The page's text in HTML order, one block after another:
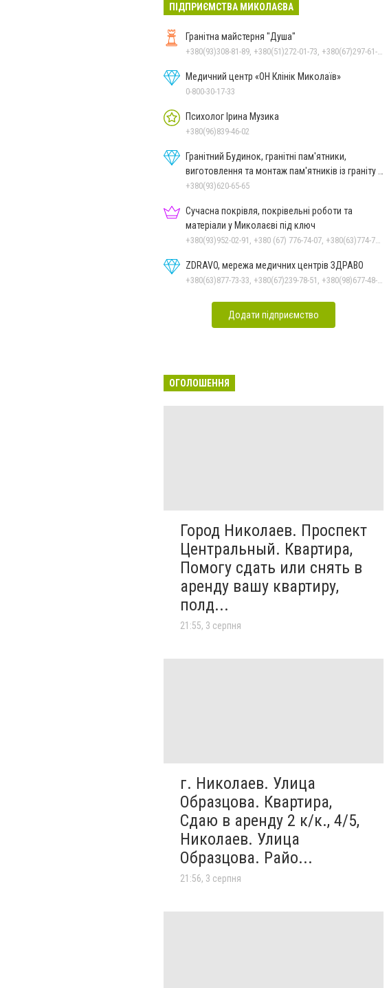
ПІДПРИЄМСТВА МИКОЛАЄВА
Гранітна майстерня "Душа"
Медичний центр «ОН Клінік Миколаїв»
0-800-30-17-33
Психолог Ірина Музика
+380(96)839-46-02
Гранітний Будинок, гранітні пам'ятники,
виготовлення та монтаж пам'ятників із граніту в
Миколаєві
+380(93)620-65-65
Сучасна покрівля, покрівельні роботи та
матеріали у Миколаєві під ключ
ZDRAVO, мережа медичних центрів ЗДРАВО
Додати підприємство
ОГОЛОШЕННЯ
Город Николаев. Проспект
Центральный. Квартира,
Помогу сдать или снять в
аренду вашу квартиру,
полд...
21:55, 3 серпня
г. Николаев. Улица
Образцова. Квартира,
Сдаю в аренду 2 к/к., 4/5,
Николаев. Улица
Образцова. Райо...
21:56, 3 серпня